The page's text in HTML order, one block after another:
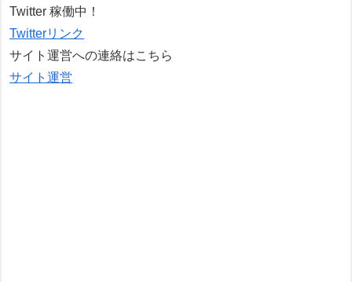
Twitter 稼働中！
Twitterリンク
サイト運営への連絡はこちら
サイト運営